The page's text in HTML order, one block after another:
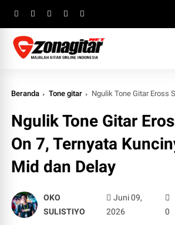
Beranda Tone gitar Ngulik Tone Gitar Eross Sheila On 7,
Ngulik Tone Gitar
On 7, Ternyata
Mid dan Delay
OKO
SULISTIYO
Juni 09,
2026
0